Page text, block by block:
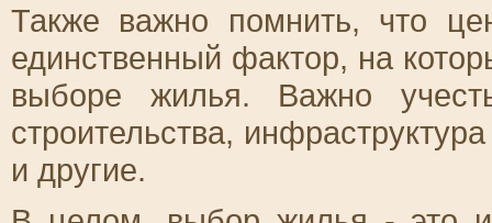
Также важно помнить, что
единственный фактор, на
выборе жилья. Важно
строительства,
и другие.